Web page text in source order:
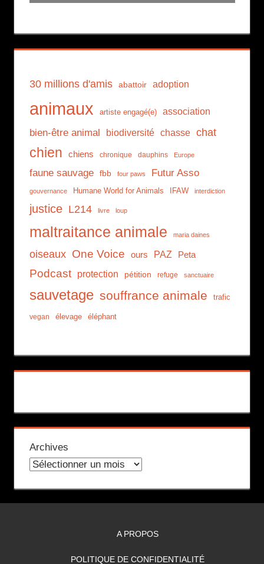
30 millions d'amis abattoir adoption
animaux artiste engagé(e) association
bien-être animal biodiversité chasse chat
chien chiens chronique dauphins Europe
faune sauvage fbb four paws Futur Asso
gouvernance Humane World for Animals IFAW interdiction
justice L214 livre loup
maltraitance animale maria daines
oiseaux One Voice ours PAZ Peta
Podcast protection pétition refuge sanctuaire
sauvetage souffrance animale trafic
vegan élevage éléphant
Archives
A PROPOS
POLITIQUE DE CONFIDENTIALITÉ